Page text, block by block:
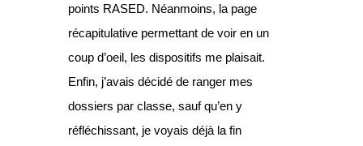
points RASED. Néanmoins, la page
récapitulative permettant de voir en un
coup d’oeil, les dispositifs me plaisait.
Enfin, j’avais décidé de ranger mes
dossiers par classe, sauf qu’en y
réfléchissant, je voyais déjà la fin